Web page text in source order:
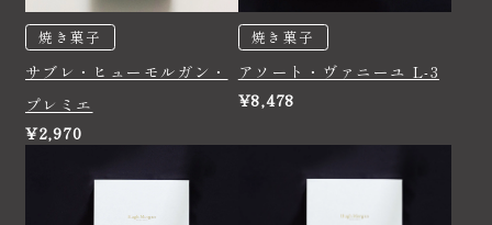
焼き菓子
サブレ・ヒューモルガン・
プレミエ
¥2,970
焼き菓子
アソート・ヴァニーユ L-3
¥8,478